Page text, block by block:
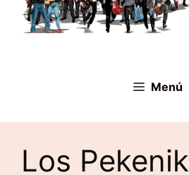
Menú
Los